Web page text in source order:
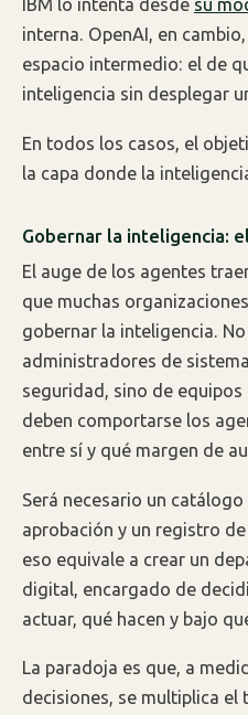
IBM lo intenta desde su
interna. OpenAI, en
espacio intermedio: el de
inteligencia sin desplegar
En todos los casos, el
la capa donde la
Gobernar la inteligencia:
El auge de los agentes
que muchas
gobernar la inteligencia.
administradores de
seguridad, sino de
deben comportarse los
entre sí y qué margen de
Será necesario un
aprobación y un registro
eso equivale a crear un
digital, encargado de
actuar, qué hacen y bajo
La paradoja es que, a
decisiones, se multiplica el